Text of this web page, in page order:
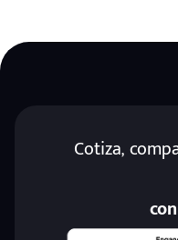
Cotiza,